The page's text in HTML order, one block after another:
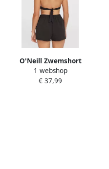
O'Neill Zwemshort
ESSENTIALS 12 SWIMSHORTS
1 webshop
€ 37,99